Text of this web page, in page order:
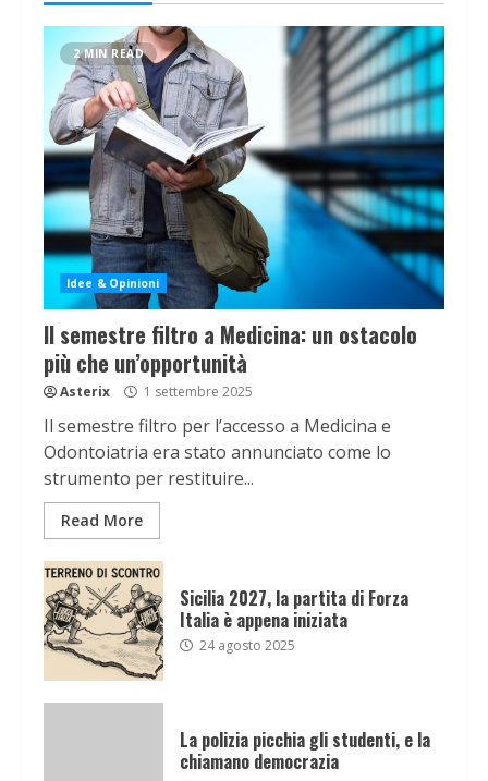
2 MIN READ
Idee & Opinioni
Il semestre filtro a Medicina: un ostacolo
più che un’opportunità
Asterix 1 settembre 2025
Il semestre filtro per l’accesso a Medicina e
Odontoiatria era stato annunciato come lo
strumento per restituire...
Read More
Sicilia 2027, la partita di Forza
Italia è appena iniziata
24 agosto 2025
La polizia picchia gli studenti, e la
chiamano democrazia